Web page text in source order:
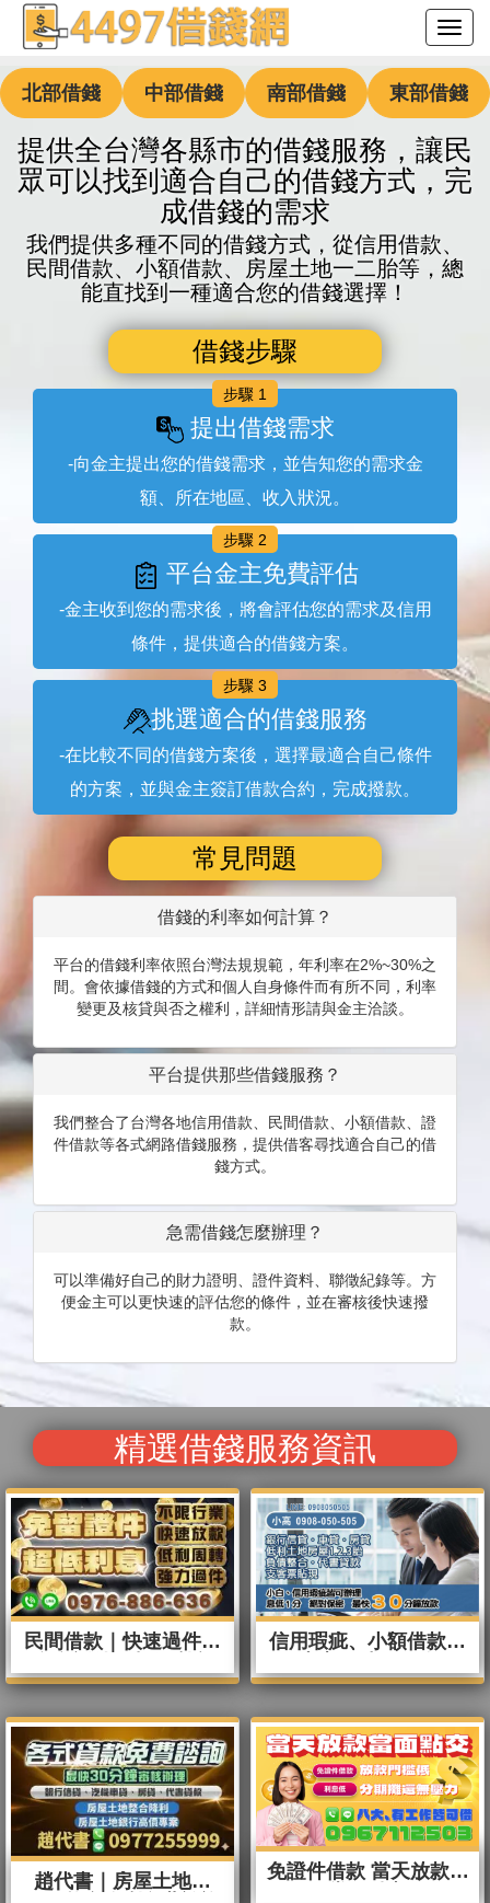
北部借錢 中部借錢 南部借錢 東部借錢
提供全台灣各縣市的借錢服務，讓民
眾可以找到適合自己的借錢方式，完
成借錢的需求
我們提供多種不同的借錢方式，從信用借款、
民間借款、小額借款、房屋土地一二胎等，總
能直找到一種適合您的借錢選擇！
借錢步驟
步驟 1
提出借錢需求
-向金主提出您的借錢需求，並告知您的需求金
額、所在地區、收入狀況。
步驟 2
平台金主免費評估
-金主收到您的需求後，將會評估您的需求及信用
條件，提供適合的借錢方案。
步驟 3
挑選適合的借錢服務
-在比較不同的借錢方案後，選擇最適合自己條件
的方案，並與金主簽訂借款合約，完成撥款。
常見問題
借錢的利率如何計算？
平台的借錢利率依照台灣法規規範，年利率在2%~30%之
間。會依據借錢的方式和個人自身條件而有所不同，利率
變更及核貸與否之權利，詳細情形請與金主洽談。
平台提供那些借錢服務？
我們整合了台灣各地信用借款、民間借款、小額借款、證
件借款等各式網路借錢服務，提供借客尋找適合自己的借
錢方式。
急需借錢怎麼辦理？
可以準備好自己的財力證明、證件資料、聯徵紀錄等。方
便金主可以更快速的評估您的條件，並在審核後快速撥
款。
精選借錢服務資訊
民間借款｜快速過件，
信用瑕疵、小額借款、
趙代書｜房屋土地借
免證件借款 當天放款，